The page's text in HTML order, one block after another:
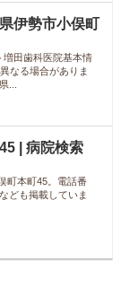
伊勢市小俣町
増田歯科医院基本情
なる場合がありま
...
| 病院検索
町本町45。電話番
ども掲載していま